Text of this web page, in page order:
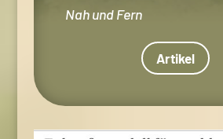
Nah und Fern
Artikel